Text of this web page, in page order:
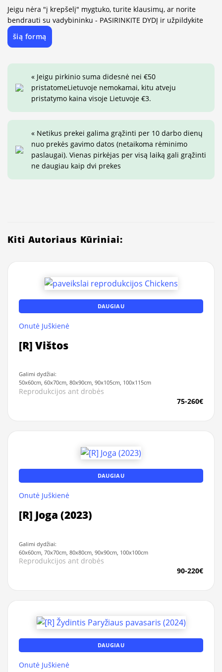
Jeigu nėra "į krepšelį" mygtuko, turite klausimų, ar norite
bendrauti su vadybininku - PASIRINKITE DYDĮ ir užpildykite
šią formą
« Jeigu pirkinio suma didesnė nei €50
pristatomeLietuvoje nemokamai, kitu atveju
pristatymo kaina visoje Lietuvoje €3.
« Netikus prekei galima grąžinti per 10 darbo dienų
nuo prekės gavimo datos (netaikoma rėminimo
paslaugai). Vienas pirkėjas per visą laiką gali grąžinti
ne daugiau kaip dvi prekes
Kiti Autoriaus Kūriniai:
DAUGIAU
Onutė Juškienė
[R] Vištos
Galimi dydžiai:
50x60cm, 60x70cm, 80x90cm, 90x105cm, 100x115cm
Reprodukcijos ant drobės
75-260€
DAUGIAU
Onutė Juškienė
[R] Joga (2023)
Galimi dydžiai:
60x60cm, 70x70cm, 80x80cm, 90x90cm, 100x100cm
Reprodukcijos ant drobės
90-220€
DAUGIAU
Onutė Juškienė